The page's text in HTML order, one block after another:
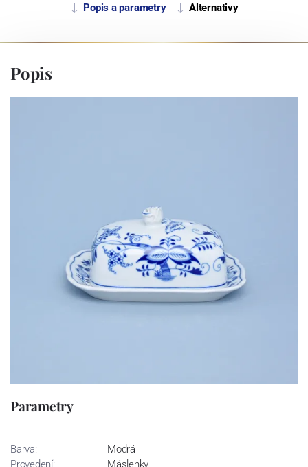
Popis a parametry Alternativy
Popis
Parametry
Barva:
Modrá